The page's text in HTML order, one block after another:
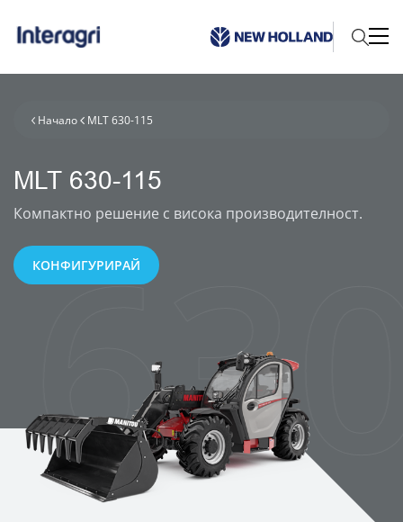
Начало MLT 630-115
MLT 630-115
Компактно решение с висока производителност.
КОНФИГУРИРАЙ